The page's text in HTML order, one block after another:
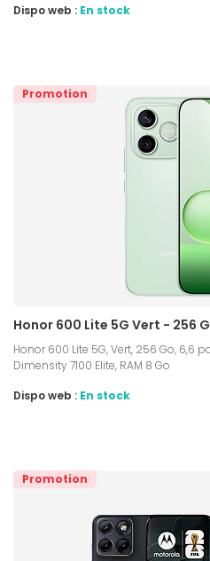
Dispo web : En stock
Promotion
Honor 600 Lite 5G Vert - 256
Honor 600 Lite 5G, Vert, 256 Go, 6,6
Dimensity 7100 Elite, RAM 8 Go
Dispo web : En stock
Promotion